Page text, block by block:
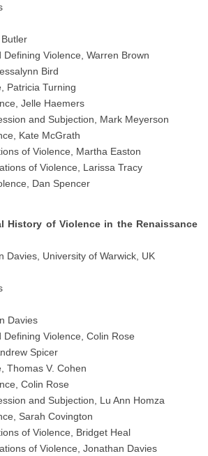
Violence, Warren Brown
Bird
Patricia Turning
Jelle Haemers
and Subjection, Mark Meyerson
Kate McGrath
of Violence, Martha Easton
of Violence, Larissa Tracy
Dan Spencer
History of Violence in the Renaissance
Davies, University of Warwick, UK
Davies
Violence, Colin Rose
Spicer
Thomas V. Cohen
Colin Rose
and Subjection, Lu Ann Homza
Sarah Covington
of Violence, Bridget Heal
of Violence, Jonathan Davies